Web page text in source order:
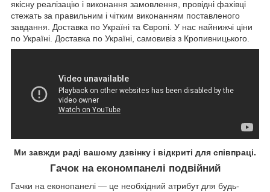
якісну реалізацію і виконання замовлення, провідні фахівці
стежать за правильним і чітким виконанням поставленого
завдання. Доставка по Україні та Європі. У нас найнижчі ціни
по Україні. Доставка по Україні, самовивіз з Кропивницького.
Ми завжди раді вашому дзвінку і відкриті для співпраці.
Гачок на економпанелі подвійний
Гачки на еконопанелі — це необхідний атрибут для будь-